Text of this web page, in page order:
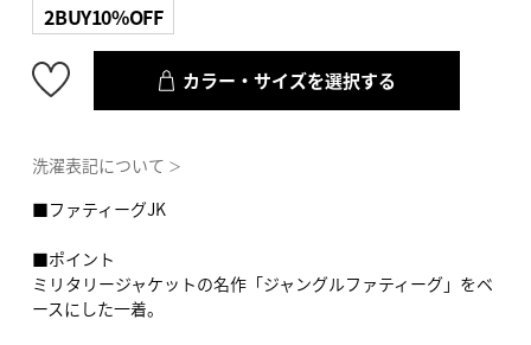
2BUY10%OFF
カラー・サイズを選択する
洗濯表記について ＞
■ファティーグJK
■ポイント
ミリタリージャケットの名作「ジャングルファティーグ」をベ
ースにした一着。